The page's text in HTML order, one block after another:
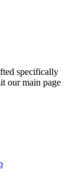
specifically
our main page